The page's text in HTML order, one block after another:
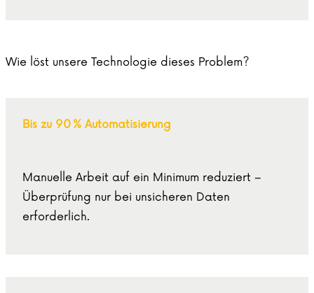
Wie löst unsere Technologie dieses Problem?
Bis zu 90 % Automatisierung
Manuelle Arbeit auf ein Minimum reduziert –
Überprüfung nur bei unsicheren Daten
erforderlich.